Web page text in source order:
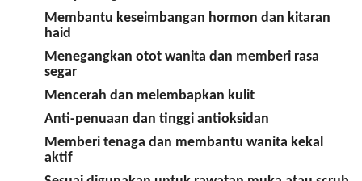
Membantu keseimbangan hormon dan kitaran
haid
Menegangkan otot wanita dan memberi rasa
segar
Mencerah dan melembapkan kulit
Anti-penuaan dan tinggi antioksidan
Memberi tenaga dan membantu wanita kekal
aktif